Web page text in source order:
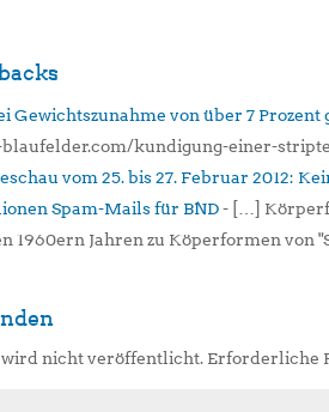
Gewichtszunahme von über 7
blaufelder.com/kundigung-einer-
vom 25. bis 27. Februar 2012:
Spam-Mails für BND- […]
1960ern Jahren zu Köperformen von
nicht veröffentlicht. Erforderliche